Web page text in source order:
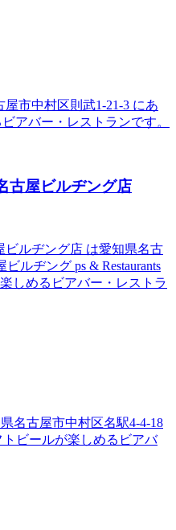
市中村区則武1-21-3 にあ
アバー・レストランです。
屋ビルヂング店
ルヂング店 は愛知県名古
ルヂング ps & Restaurants
しめるビアバー・レストラ
名古屋市中村区名駅4-4-18
ビールが楽しめるビアバ